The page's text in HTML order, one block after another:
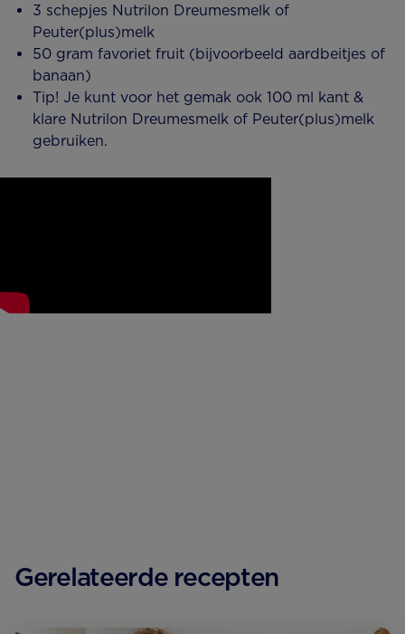
3 schepjes Nutrilon Dreumesmelk of
Peuter(plus)melk
50 gram favoriet fruit (bijvoorbeeld aardbeitjes of
banaan)
Tip! Je kunt voor het gemak ook 100 ml kant &
klare Nutrilon Dreumesmelk of Peuter(plus)melk
gebruiken.
Gerelateerde recepten